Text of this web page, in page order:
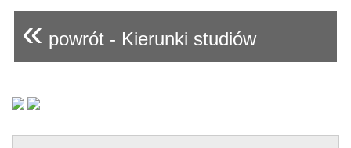
« powrót - Kierunki studiów